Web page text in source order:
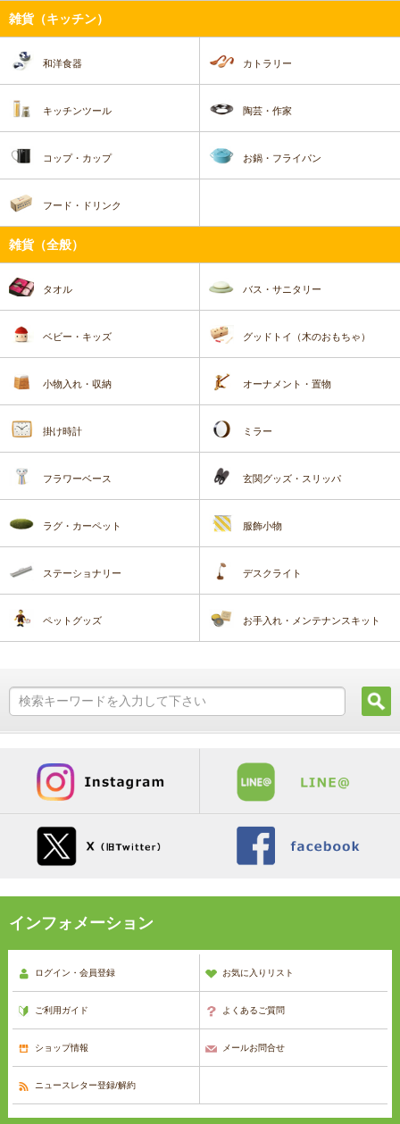
雑貨（キッチン）
和洋食器 カトラリー
キッチンツール 陶芸・作家
コップ・カップ お鍋・フライパン
フード・ドリンク
雑貨（全般）
タオル バス・サニタリー
ベビー・キッズ グッドトイ（木のおもちゃ）
小物入れ・収納 オーナメント・置物
掛け時計 ミラー
フラワーベース 玄関グッズ・スリッパ
ラグ・カーペット 服飾小物
ステーショナリー デスクライト
ペットグッズ お手入れ・メンテナンスキット
インフォメーション
ログイン・会員登録 お気に入りリスト
ご利用ガイド よくあるご質問
ショップ情報 メールお問合せ
ニュースレター登録/解約